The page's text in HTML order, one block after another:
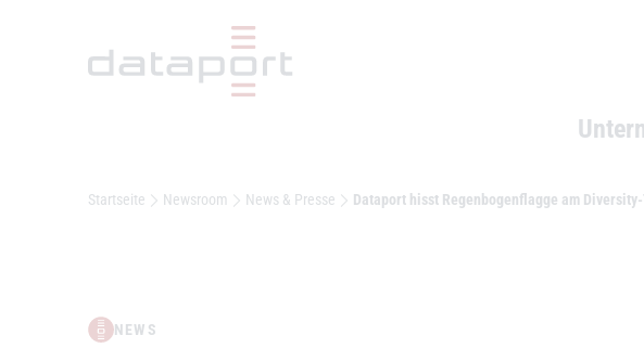
Startseite Newsroom News & Presse Dataport hisst Regenbogenflagge am
NEWS